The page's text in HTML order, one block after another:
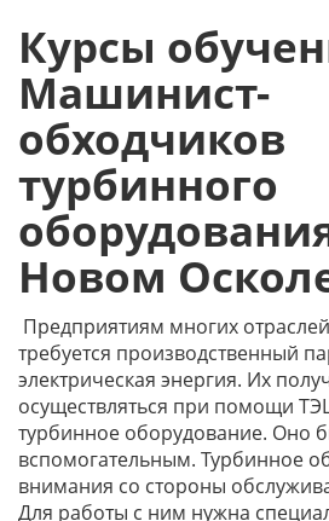
Курсы
Машинист-
обходчиков
турбинного
Новом
Предприятиям многих
требуется производственный
электрическая энергия. Их
осуществляться при помощи
турбинное оборудование. Оно
вспомогательным. Турбинное
внимания со стороны
Для работы с ним нужна